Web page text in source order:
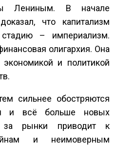
Лениным. В начале
что капитализм
– империализм.
олигархия. Она
экономикой и политикой
сильнее обостряются
и всё больше новых
за рынки приводит к
и неимоверным